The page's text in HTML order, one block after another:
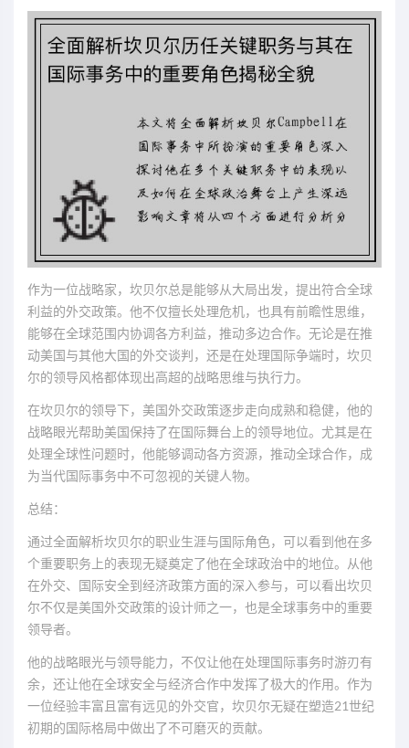
作为一位战略家，坎贝尔总是能够从大局出发，提出符合全球
利益的外交政策。他不仅擅长处理危机，也具有前瞻性思维，
能够在全球范围内协调各方利益，推动多边合作。无论是在推
动美国与其他大国的外交谈判，还是在处理国际争端时，坎贝
尔的领导风格都体现出高超的战略思维与执行力。
在坎贝尔的领导下，美国外交政策逐步走向成熟和稳健，他的
战略眼光帮助美国保持了在国际舞台上的领导地位。尤其是在
处理全球性问题时，他能够调动各方资源，推动全球合作，成
为当代国际事务中不可忽视的关键人物。
总结：
通过全面解析坎贝尔的职业生涯与国际角色，可以看到他在多
个重要职务上的表现无疑奠定了他在全球政治中的地位。从他
在外交、国际安全到经济政策方面的深入参与，可以看出坎贝
尔不仅是美国外交政策的设计师之一，也是全球事务中的重要
领导者。
他的战略眼光与领导能力，不仅让他在处理国际事务时游刃有
余，还让他在全球安全与经济合作中发挥了极大的作用。作为
一位经验丰富且富有远见的外交官，坎贝尔无疑在塑造21世纪
初期的国际格局中做出了不可磨灭的贡献。